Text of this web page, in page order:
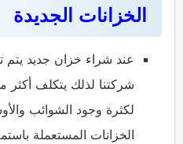
الخزانات الجديدة
عند شراء خزان جديد يتم
شركتنا لذلك يتكلف أكثر
لكثرة وجود الشوائب
الخزانات المستعملة